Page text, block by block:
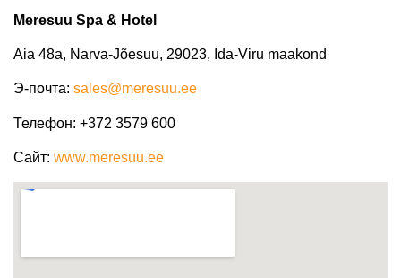
Meresuu Spa & Hotel
Aia 48a, Narva-Jõesuu, 29023, Ida-Viru maakond
Э-почта: sales@meresuu.ee
Телефон: +372 3579 600
Сайт: www.meresuu.ee